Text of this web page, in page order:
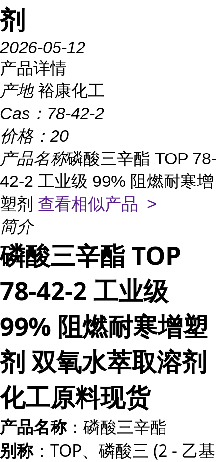
剂
2026-05-12
产品详情
产地 裕康化工
Cas： 78-42-2
价格： 20
产品名称磷酸三辛酯 TOP 78-
42-2 工业级 99% 阻燃耐寒增
塑剂 查看相似产品 >
简介
磷酸三辛酯 TOP
78-42-2 工业级
99% 阻燃耐寒增塑
剂 双氧水萃取溶剂
化工原料现货
产品名称：磷酸三辛酯
别称：TOP、磷酸三 (2 - 乙基